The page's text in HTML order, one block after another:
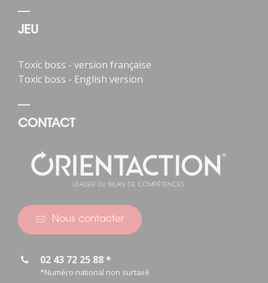
JEU
Toxic boss - version française
Toxic boss - English version
CONTACT
Nous contacter
02 43 72 25 88 *
*Numéro national non surtaxé